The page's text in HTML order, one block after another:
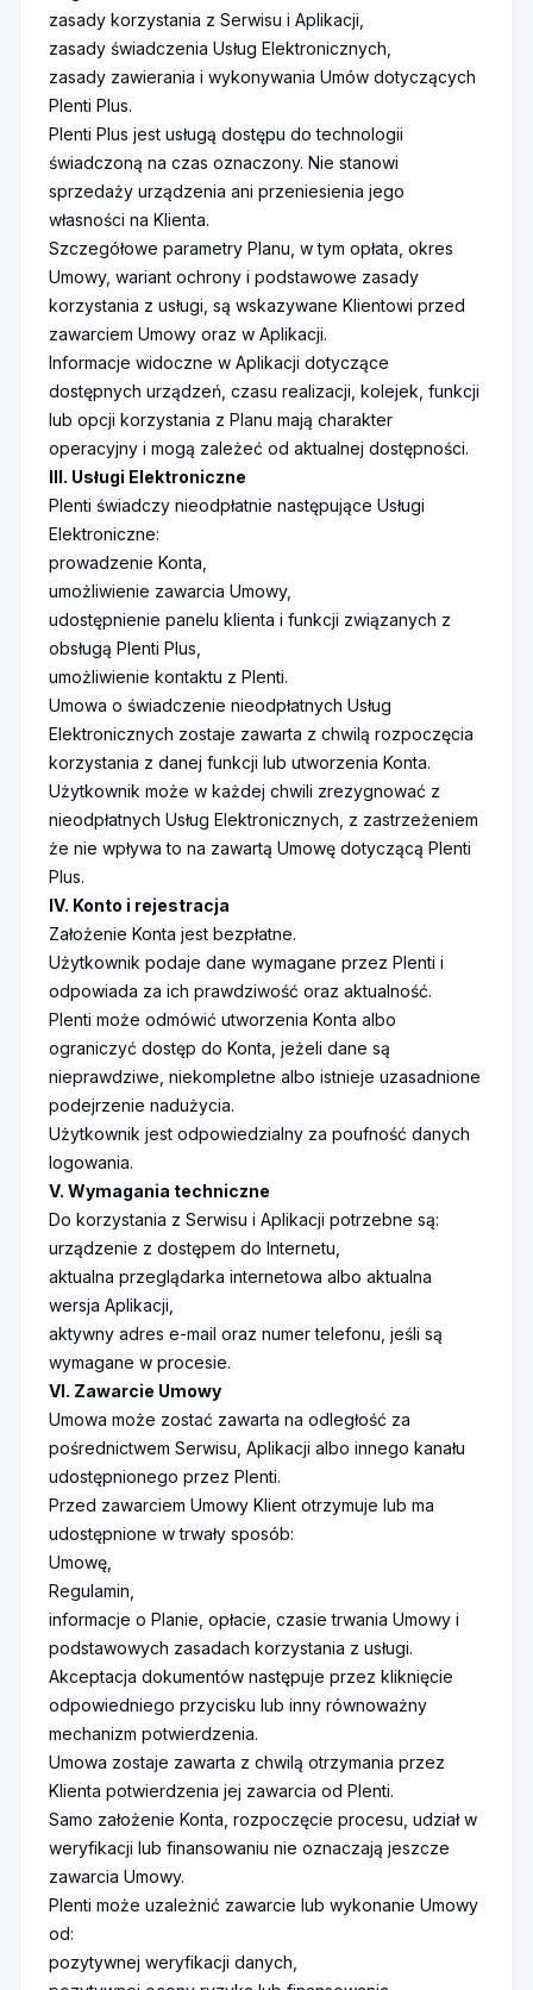
zasady korzystania z Serwisu i Aplikacji,
zasady świadczenia Usług Elektronicznych,
zasady zawierania i wykonywania Umów dotyczących
Plenti Plus.
Plenti Plus jest usługą dostępu do technologii
świadczoną na czas oznaczony. Nie stanowi
sprzedaży urządzenia ani przeniesienia jego
własności na Klienta.
Szczegółowe parametry Planu, w tym opłata, okres
Umowy, wariant ochrony i podstawowe zasady
korzystania z usługi, są wskazywane Klientowi przed
zawarciem Umowy oraz w Aplikacji.
Informacje widoczne w Aplikacji dotyczące
dostępnych urządzeń, czasu realizacji, kolejek, funkcji
lub opcji korzystania z Planu mają charakter
operacyjny i mogą zależeć od aktualnej dostępności.
III. Usługi Elektroniczne
Plenti świadczy nieodpłatnie następujące Usługi
Elektroniczne:
prowadzenie Konta,
umożliwienie zawarcia Umowy,
udostępnienie panelu klienta i funkcji związanych z
obsługą Plenti Plus,
umożliwienie kontaktu z Plenti.
Umowa o świadczenie nieodpłatnych Usług
Elektronicznych zostaje zawarta z chwilą rozpoczęcia
korzystania z danej funkcji lub utworzenia Konta.
Użytkownik może w każdej chwili zrezygnować z
nieodpłatnych Usług Elektronicznych, z zastrzeżeniem
że nie wpływa to na zawartą Umowę dotyczącą Plenti
Plus.
IV. Konto i rejestracja
Założenie Konta jest bezpłatne.
Użytkownik podaje dane wymagane przez Plenti i
odpowiada za ich prawdziwość oraz aktualność.
Plenti może odmówić utworzenia Konta albo
ograniczyć dostęp do Konta, jeżeli dane są
nieprawdziwe, niekompletne albo istnieje uzasadnione
podejrzenie nadużycia.
Użytkownik jest odpowiedzialny za poufność danych
logowania.
V. Wymagania techniczne
Do korzystania z Serwisu i Aplikacji potrzebne są:
urządzenie z dostępem do Internetu,
aktualna przeglądarka internetowa albo aktualna
wersja Aplikacji,
aktywny adres e-mail oraz numer telefonu, jeśli są
wymagane w procesie.
VI. Zawarcie Umowy
Umowa może zostać zawarta na odległość za
pośrednictwem Serwisu, Aplikacji albo innego kanału
udostępnionego przez Plenti.
Przed zawarciem Umowy Klient otrzymuje lub ma
udostępnione w trwały sposób:
Umowę,
Regulamin,
informacje o Planie, opłacie, czasie trwania Umowy i
podstawowych zasadach korzystania z usługi.
Akceptacja dokumentów następuje przez kliknięcie
odpowiedniego przycisku lub inny równoważny
mechanizm potwierdzenia.
Umowa zostaje zawarta z chwilą otrzymania przez
Klienta potwierdzenia jej zawarcia od Plenti.
Samo założenie Konta, rozpoczęcie procesu, udział w
weryfikacji lub finansowaniu nie oznaczają jeszcze
zawarcia Umowy.
Plenti może uzależnić zawarcie lub wykonanie Umowy
od:
pozytywnej weryfikacji danych,